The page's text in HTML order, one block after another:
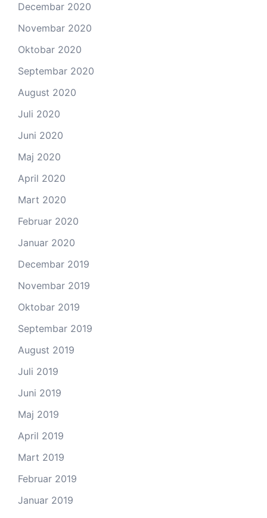
Decembar 2020
Novembar 2020
Oktobar 2020
Septembar 2020
August 2020
Juli 2020
Juni 2020
Maj 2020
April 2020
Mart 2020
Februar 2020
Januar 2020
Decembar 2019
Novembar 2019
Oktobar 2019
Septembar 2019
August 2019
Juli 2019
Juni 2019
Maj 2019
April 2019
Mart 2019
Februar 2019
Januar 2019